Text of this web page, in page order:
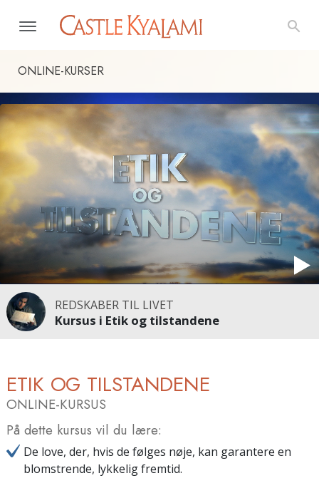
ONLINE-KURSER
REDSKABER TIL LIVET
Kursus i Etik og tilstandene
ETIK OG TILSTANDENE
ONLINE-KURSUS
På dette kursus vil du lære:
De love, der, hvis de følges nøje, kan garantere en
blomstrende, lykkelig fremtid.